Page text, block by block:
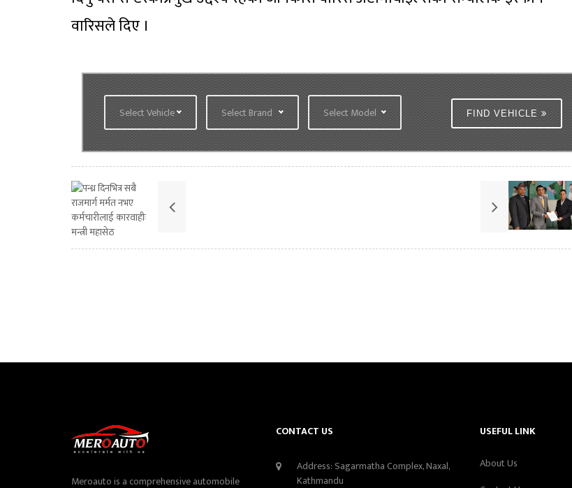
वारिसले दिए ।
Select Vehicle Select Brand Select Model FIND VEHICLE
Meroauto is a comprehensive automobile
CONTACT US
Address: Sagarmatha Complex, Naxal,
Kathmandu
USEFUL LINK
About Us